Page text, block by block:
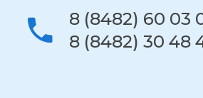
8 (8482) 60 03
8 (8482) 30 48